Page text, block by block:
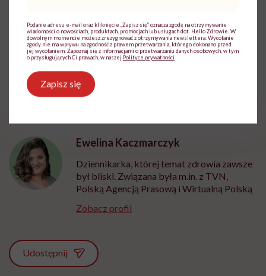
Ewelina Kaczmarczyk
Dziennikarka, której temat zdrowia zawsze
był bliski. Związana była m.in. z TVN,
Polską Agencją Prasową i Wirtualną Polską
Zobacz profil
Udostępnij
mail*
Podanie adresu e-mail oraz kliknięcie „Zapisz się” oznacza zgodę na otrzymywanie
wiadomości o nowościach, produktach, promocjach lub usługach dot. Hello Zdrowie. W
dowolnym momencie możesz zrezygnować z otrzymywania newslettera. Wycofanie
zgody nie ma wpływu na zgodność z prawem przetwarzania, którego dokonano przed
jej wycofaniem. Zapoznaj się z informacjami o przetwarzaniu danych osobowych, w tym
o przysługujących Ci prawach, w naszej Polityce prywatności
Zapisz się